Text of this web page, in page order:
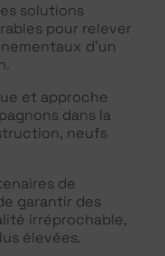
solutions
pour relever
d’un
et approche
dans la
neufs
de
garantir des
irréprochable,
élevées.